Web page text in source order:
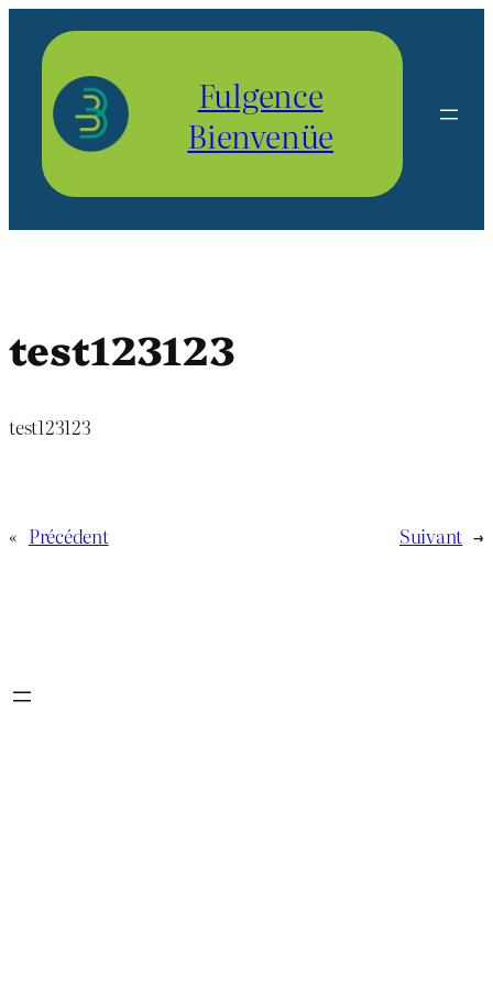
contenu
Fulgence
Bienvenüe
test123123
test123123
« Précédent Suivant →